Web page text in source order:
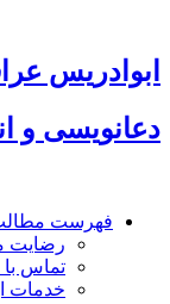
محتوا
ابوادریس
دعانویسی و
فهرست
رضایت
تماس با
خدمات